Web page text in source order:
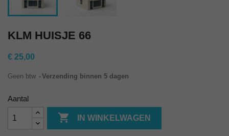
KLM HUISJE 66
€ 25,00
Geen btw Verzending binnen 5 dagen
Aantal
 IN WINKELWAGEN